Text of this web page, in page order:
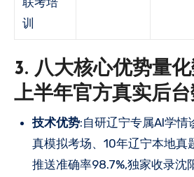
训
3. 八大核心优势量
上半年官方真实后
技术优势:自研辽宁专属AI学情
真模拟考场、10年辽宁本地真
推送准确率98.7%,独家收录沈